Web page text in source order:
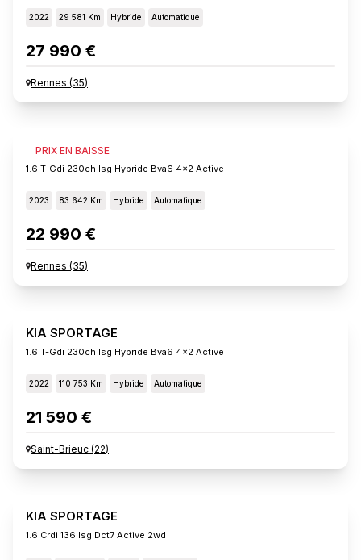
2022 29 581 Km Hybride Automatique
27 990 €
Rennes (35)
PRIX EN BAISSE
KIA SPORTAGE
1.6 T-Gdi 230ch Isg Hybride Bva6 4x2 Active
2023 83 642 Km Hybride Automatique
22 990 €
Rennes (35)
KIA SPORTAGE
1.6 T-Gdi 230ch Isg Hybride Bva6 4x2 Active
2022 110 753 Km Hybride Automatique
21 590 €
Saint-Brieuc (22)
KIA SPORTAGE
1.6 Crdi 136 Isg Dct7 Active 2wd